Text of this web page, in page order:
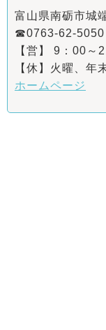
富山県南砺市城
☎0763-62-5050
【営】 9：00～
【休】火曜、年
ホームページ